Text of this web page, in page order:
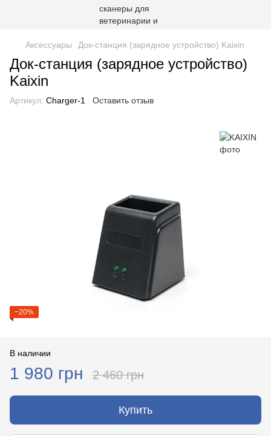
Аксессуары Док-станция (зарядное устройство) Kaixin
Док-станция (зарядное устройство)
Kaixin
Артикул: Charger-1 Оставить отзыв
−20%
В наличии
1 980 грн 2 460 грн
Купить